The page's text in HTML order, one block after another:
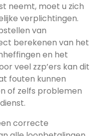
neemt, moet u zich
verplichtingen.
van
berekenen van het
en het
veel zzp’ers kan dit
fouten kunnen
of zelfs problemen
correcte